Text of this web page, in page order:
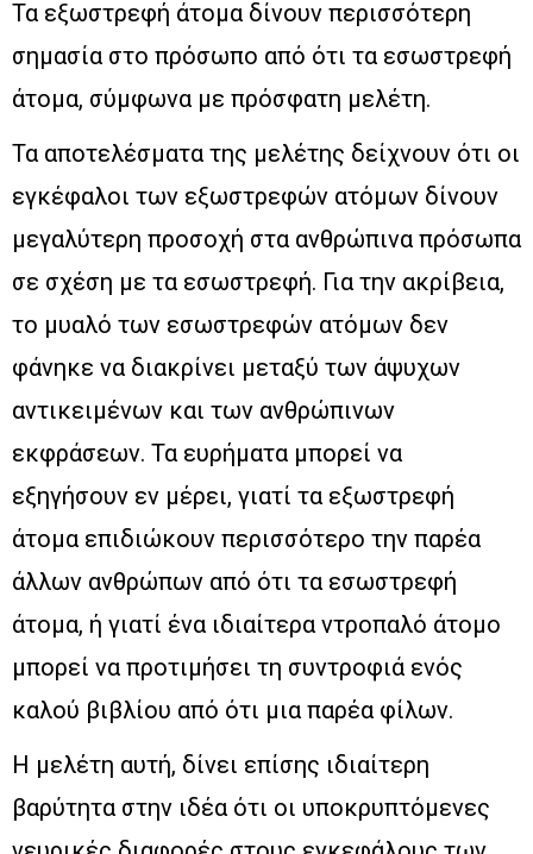
Τα εξωστρεφή άτομα δίνουν περισσότερη
σημασία στο πρόσωπο από ότι τα εσωστρεφή
άτομα, σύμφωνα με πρόσφατη μελέτη.
Τα αποτελέσματα της μελέτης δείχνουν ότι οι
εγκέφαλοι των εξωστρεφών ατόμων δίνουν
μεγαλύτερη προσοχή στα ανθρώπινα πρόσωπα
σε σχέση με τα εσωστρεφή. Για την ακρίβεια,
το μυαλό των εσωστρεφών ατόμων δεν
φάνηκε να διακρίνει μεταξύ των άψυχων
αντικειμένων και των ανθρώπινων
εκφράσεων. Τα ευρήματα μπορεί να
εξηγήσουν εν μέρει, γιατί τα εξωστρεφή
άτομα επιδιώκουν περισσότερο την παρέα
άλλων ανθρώπων από ότι τα εσωστρεφή
άτομα, ή γιατί ένα ιδιαίτερα ντροπαλό άτομο
μπορεί να προτιμήσει τη συντροφιά ενός
καλού βιβλίου από ότι μια παρέα φίλων.
Η μελέτη αυτή, δίνει επίσης ιδιαίτερη
βαρύτητα στην ιδέα ότι οι υποκρυπτόμενες